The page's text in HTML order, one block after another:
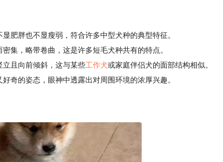
肥胖也不显瘦弱，符合许多中型犬种的典型特征。
，略带卷曲，这是许多短毛犬种共有的特点。
且向前倾斜，这与某些工作犬或家庭伴侣犬的面部结构相似。
的姿态，眼神中透露出对周围环境的浓厚兴趣。